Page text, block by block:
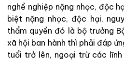
nghề nghiệp nặng nhọc, độc
biệt nặng nhọc, độc hại,
thẩm quyền đó là bộ trưởng
xã hội ban hành thì phải đáp
tuổi trở lên, ngoại trừ các